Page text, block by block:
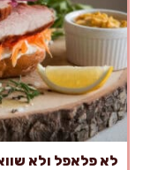
לא פלאפל ולא